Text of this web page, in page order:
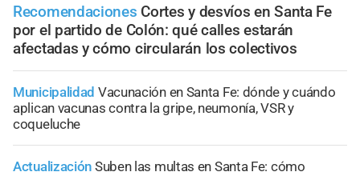
Recomendaciones Cortes y desvíos en Santa Fe
por el partido de Colón: qué calles estarán
afectadas y cómo circularán los colectivos
Municipalidad Vacunación en Santa Fe: dónde y cuándo
aplican vacunas contra la gripe, neumonía, VSR y
coqueluche
Actualización Suben las multas en Santa Fe: cómo